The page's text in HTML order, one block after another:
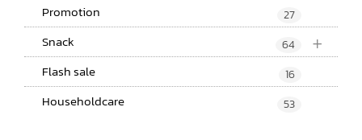
Promotion 27
+
Snack 64
Flash sale 16
Householdcare 53